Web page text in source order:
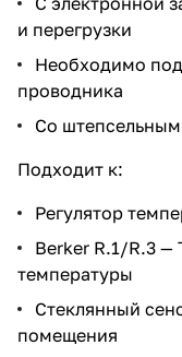
и перегрузки
Необходимо
проводника
Со
Подходит к:
Регулятор
Berker R.1/R.3 —
температуры
Стеклянный
помещения